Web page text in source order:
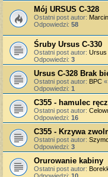
Mój URSUS C-328
Ostatni post autor:
Odpowiedzi: 58
Śruby Ursus C-330
Ostatni post autor: Ursus
Odpowiedzi: 3
Ursus C-328 Brak
Ostatni post autor: BPC «
Odpowiedzi: 1
C355 - hamulec
Ostatni post autor:
Odpowiedzi: 16
C355 - Krzywa
Ostatni post autor:
Odpowiedzi: 3
Orurowanie kabiny
Ostatni post autor: